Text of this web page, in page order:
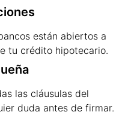
están abiertos a
tu crédito hipotecario.
las cláusulas del
duda antes de firmar.